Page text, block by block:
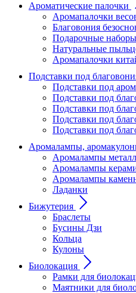
Ароматические палочки
Аромапалочки
Благовония
Подарочные наборы
Натуральные
Аромапалочки
Подставки под
Подставки под
Подставки под
Подставки под
Подставки под
Подставки под
Аромалампы,
Аромалампы
Аромалампы
Аромалампы
Ладанки
Бижутерия
Браслеты
Бусины Дзи
Кольца
Кулоны
Биолокация
Рамки для
Маятники для